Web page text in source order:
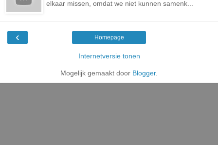
elkaar missen, omdat we niet kunnen samenk...
‹ Homepage
Internetversie tonen
Mogelijk gemaakt door Blogger.